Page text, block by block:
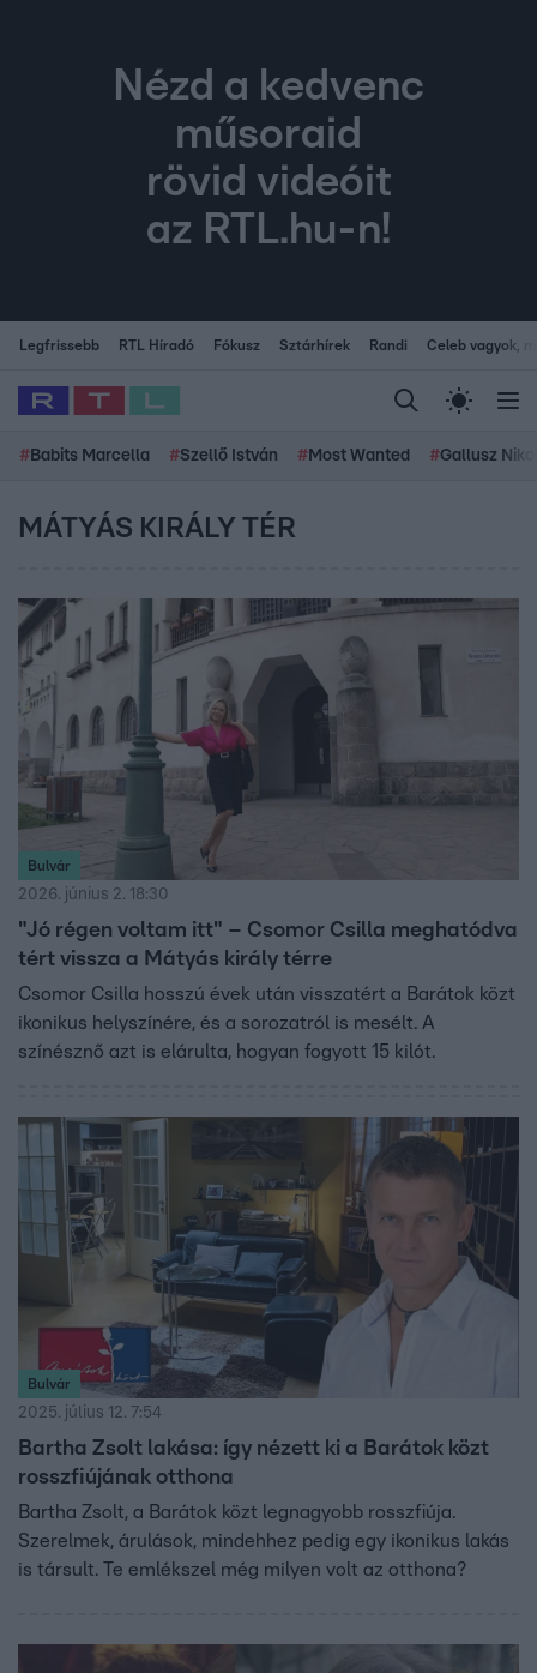
Nézd a kedvenc
műsoraid
rövid videóit
az RTL.hu-n!
Legfrissebb RTL Híradó Fókusz Sztárhírek Randi Celeb vagyok,
# Babits Marcella #Szellő István # Most Wanted #Gallusz
MÁTYÁS KIRÁLY TÉR
Bulvár
2026. június 2. 18:30
"Jó régen voltam itt" – Csomor Csilla meghatódva
tért vissza a Mátyás király térre
Csomor Csilla hosszú évek után visszatért a Barátok közt
ikonikus helyszínére, és a sorozatról is mesélt. A
színésznő azt is elárulta, hogyan fogyott 15 kilót.
Bulvár
2025. július 12. 7:54
Bartha Zsolt lakása: így nézett ki a Barátok közt
rosszfiújának otthona
Bartha Zsolt, a Barátok közt legnagyobb rosszfiúja.
Szerelmek, árulások, mindehhez pedig egy ikonikus lakás
is társult. Te emlékszel még milyen volt az otthona?